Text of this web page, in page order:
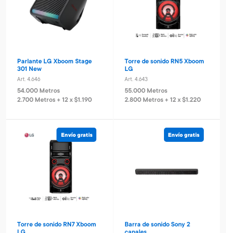
Parlante LG Xboom Stage
301 New
Art. 4.646
54.000 Metros
2.700 Metros + 12 x $1.190
Torre de sonido RN5 Xboom
LG
Art. 4.643
55.000 Metros
2.800 Metros + 12 x $1.220
Envío gratis
Torre de sonido RN7 Xboom
Envío gratis
Barra de sonido Sony 2